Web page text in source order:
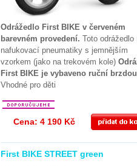
Odrážedlo First BIKE v červeném
barevném provedení. Toto odrážedlo
nafukovací pneumatiky s jemnějším
vzorkem (jako na trekovém kole)
First BIKE je vybaveno ruční
Vhodné pro děti
Cena: 4 190 Kč
First BIKE STREET green